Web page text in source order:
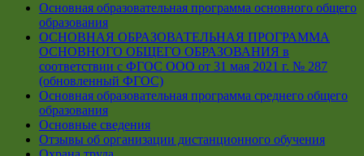
Основная образовательная программа основного общего
образования
ОСНОВНАЯ ОБРАЗОВАТЕЛЬНАЯ ПРОГРАММА
ОСНОВНОГО ОБЩЕГО ОБРАЗОВАНИЯ в
соответствии с ФГОС ООО от 31 мая 2021 г. № 287
(обновленный ФГОС)
Основная образовательная программа среднего общего
образования
Основные сведения
Отзывы об организации дистанционного обучения